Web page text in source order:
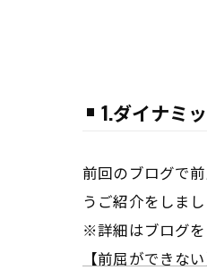
1.ダイナミ
前回のブログで
うご紹介をしまし
※詳細はブログ
【前屈ができな